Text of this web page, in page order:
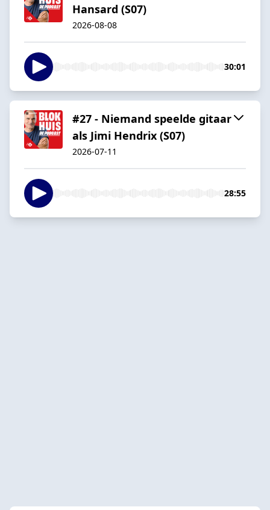
Hansard (S07)
2026-08-08
30:01
#27 - Niemand speelde gitaar
als Jimi Hendrix (S07)
2026-07-11
28:55